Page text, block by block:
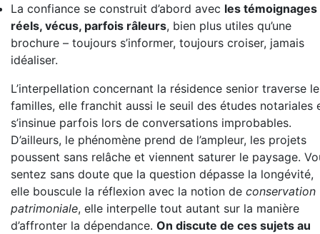
La confiance se construit d’abord avec les témoignages
réels, vécus, parfois râleurs, bien plus utiles qu’une
brochure – toujours s’informer, toujours croiser, jamais
idéaliser.
L’interpellation concernant la résidence senior traverse
familles, elle franchit aussi le seuil des études notariales
s’insinue parfois lors de conversations improbables.
D’ailleurs, le phénomène prend de l’ampleur, les projets
poussent sans relâche et viennent saturer le paysage.
sentez sans doute que la question dépasse la longévité,
elle bouscule la réflexion avec la notion de conservation
patrimoniale, elle interpelle tout autant sur la manière
d’affronter la dépendance. On discute de ces sujets au